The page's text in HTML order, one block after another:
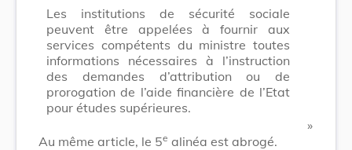
Les institutions de sécurité sociale
peuvent être appelées à fournir aux
services compétents du ministre toutes
informations nécessaires à l’instruction
des demandes d’attribution ou de
prorogation de l’aide financière de l’Etat
pour études supérieures.
​ »
Au même article, le 5e alinéa est abrogé.